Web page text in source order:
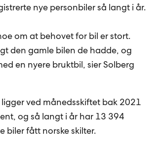
nye personbiler så langt i år.
om at behovet for bil er stort.
den gamle bilen de hadde, og
en nyere bruktbil, sier Solberg
ved månedsskiftet bak 2021
og så langt i år har 13 394
biler fått norske skilter.